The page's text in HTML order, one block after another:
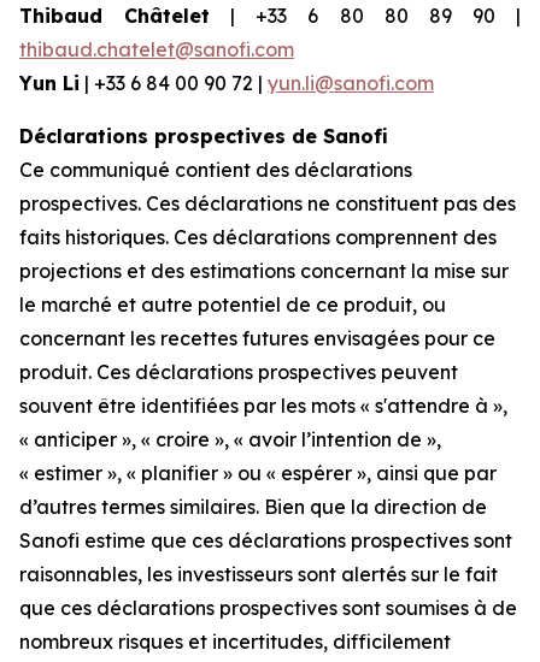
Thibaud Châtelet | +33 6 80 80 89 90 |
thibaud.chatelet@sanofi.com
Yun Li | +33 6 84 00 90 72 | yun.li@sanofi.com
Déclarations prospectives de Sanofi
Ce communiqué contient des déclarations
prospectives. Ces déclarations ne constituent pas des
faits historiques. Ces déclarations comprennent des
projections et des estimations concernant la mise sur
le marché et autre potentiel de ce produit, ou
concernant les recettes futures envisagées pour ce
produit. Ces déclarations prospectives peuvent
souvent être identifiées par les mots « s'attendre à »,
« anticiper », « croire », « avoir l’intention de »,
« estimer », « planifier » ou « espérer », ainsi que par
d’autres termes similaires. Bien que la direction de
Sanofi estime que ces déclarations prospectives sont
raisonnables, les investisseurs sont alertés sur le fait
que ces déclarations prospectives sont soumises à de
nombreux risques et incertitudes, difficilement